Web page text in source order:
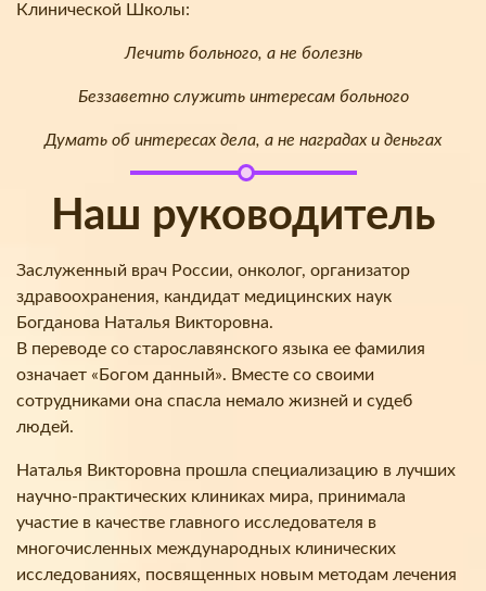
Клинической Школы:
Лечить больного, а не болезнь
Беззаветно служить интересам больного
Думать об интересах дела, а не наградах и деньгах
Наш руководитель
Заслуженный врач России, онколог, организатор
здравоохранения, кандидат медицинских наук
Богданова Наталья Викторовна.
В переводе со старославянского языка ее фамилия
означает «Богом данный». Вместе со своими
сотрудниками она спасла немало жизней и судеб
людей.
Наталья Викторовна прошла специализацию в лучших
научно-практических клиниках мира, принимала
участие в качестве главного исследователя в
многочисленных международных клинических
исследованиях, посвященных новым методам лечения